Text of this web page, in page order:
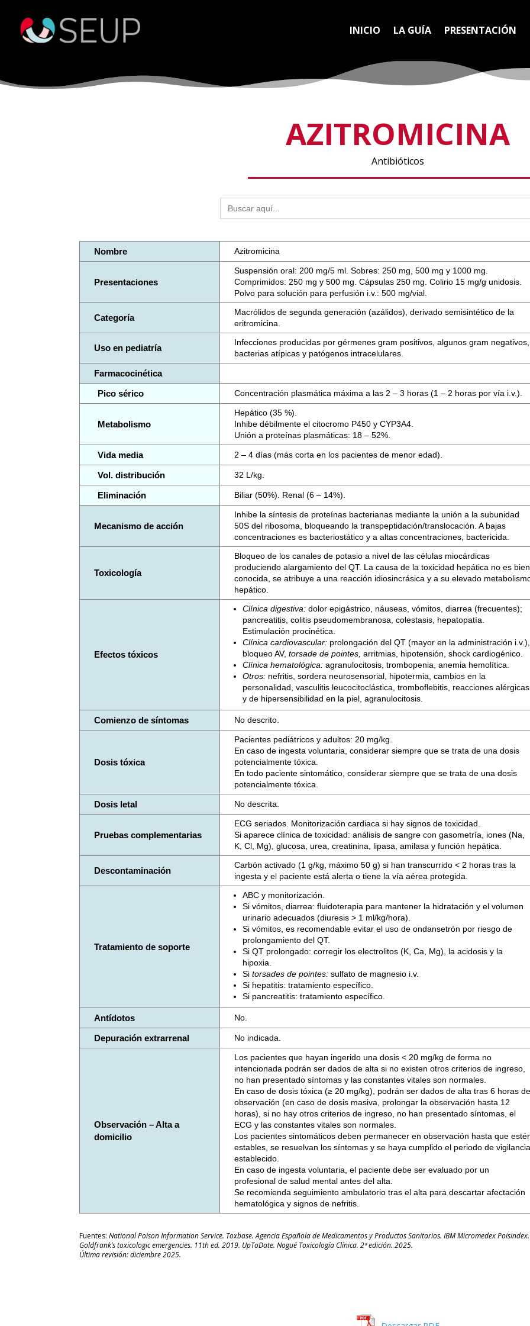
INICIO LA GUÍA PRESENTACIÓN
AZITROMICINA
Antibióticos
Buscar:
Nombre Azitromicina
Presentaciones
Suspensión oral: 200 mg/5 ml. Sobres: 250 mg, 500 mg y 1000 mg.
Comprimidos: 250 mg y 500 mg. Cápsulas 250 mg. Colirio 15 mg/g unidosis.
Polvo para solución para perfusión i.v.: 500 mg/vial.
Categoría
Macrólidos de segunda generación (azálidos), derivado semisintético de la
eritromicina.
Uso en pediatría
Infecciones producidas por gérmenes gram positivos, algunos gram negativos,
bacterias atípicas y patógenos intracelulares.
Farmacocinética
Pico sérico
Concentración plasmática máxima a las 2 – 3 horas (1 – 2 horas por vía i.v.).
Metabolismo
Hepático (35 %).
Inhibe débilmente el citocromo P450 y CYP3A4.
Unión a proteínas plasmáticas: 18 – 52%.
Vida media 2 – 4 días (más corta en los pacientes de menor edad).
Vol. distribución 32 L/kg.
Eliminación Biliar (50%). Renal (6 – 14%).
Mecanismo de acción
Inhibe la síntesis de proteínas bacterianas mediante la unión a la subunidad
50S del ribosoma, bloqueando la transpeptidación/translocación. A bajas
concentraciones es bacteriostático y a altas concentraciones, bactericida.
Toxicología
Bloqueo de los canales de potasio a nivel de las células miocárdicas
produciendo alargamiento del QT. La causa de la toxicidad hepática no es bien
conocida, se atribuye a una reacción idiosincrásica y a su elevado
hepático.
Efectos tóxicos
Clínica digestiva:dolor epigástrico, náuseas, vómitos, diarrea (frecuentes);
pancreatitis, colitis pseudomembranosa, colestasis, hepatopatía.
Estimulación procinética.
Clínica cardiovascular: prolongación del QT (mayor en la administración i.v.),
bloqueo AV, torsade de pointes, arritmias, hipotensión, shock cardiogénico.
Clínica hematológica:agranulocitosis, trombopenia, anemia hemolítica.
Otros: nefritis, sordera neurosensorial, hipotermia, cambios en la
personalidad, vasculitis leucocitoclástica, tromboflebitis, reacciones alérgicas
y de hipersensibilidad en la piel, agranulocitosis.
Comienzo de síntomas No descrito.
Dosis tóxica
Pacientes pediátricos y adultos: 20 mg/kg.
En caso de ingesta voluntaria, considerar siempre que se trata de una dosis
potencialmente tóxica.
En todo paciente sintomático, considerar siempre que se trata de una dosis
potencialmente tóxica.
Dosis letal No descrita.
Pruebas complementarias
ECG seriados. Monitorización cardiaca si hay signos de toxicidad.
Si aparece clínica de toxicidad: análisis de sangre con gasometría, iones (Na,
K, Cl, Mg), glucosa, urea, creatinina, lipasa, amilasa y función hepática.
Descontaminación
Carbón activado (1 g/kg, máximo 50 g) si han transcurrido < 2 horas tras la
ingesta y el paciente está alerta o tiene la vía aérea protegida.
Tratamiento de soporte
ABC y monitorización.
Si vómitos, diarrea: fluidoterapia para mantener la hidratación y el volumen
urinario adecuados (diuresis > 1 ml/kg/hora).
Si vómitos, es recomendable evitar el uso de ondansetrón por riesgo de
prolongamiento del QT.
Si QT prolongado: corregir los electrolitos (K, Ca, Mg), la acidosis y la
hipoxia.
Sitorsades de pointes:sulfato de magnesio i.v.
Si hepatitis: tratamiento específico.
Si pancreatitis: tratamiento específico.
Antídotos No.
Depuración extrarrenal No indicada.
Observación – Alta a
domicilio
Los pacientes que hayan ingerido una dosis < 20 mg/kg de forma no
intencionada podrán ser dados de alta si no existen otros criterios de ingreso,
no han presentado síntomas y las constantes vitales son normales.
En caso de dosis tóxica (≥ 20 mg/kg), podrán ser dados de alta tras 6 horas de
observación (en caso de dosis masiva, prolongar la observación hasta 12
horas), si no hay otros criterios de ingreso, no han presentado síntomas, el
ECG y las constantes vitales son normales.
Los pacientes sintomáticos deben permanecer en observación hasta que
estables, se resuelvan los síntomas y se haya cumplido el periodo de vigilancia
establecido.
En caso de ingesta voluntaria, el paciente debe ser evaluado por un
profesional de salud mental antes del alta.
Se recomienda seguimiento ambulatorio tras el alta para descartar afectación
hematológica y signos de nefritis.
Fuentes:National Poison Information Service. Toxbase. Agencia Española de Medicamentos y Productos Sanitarios. IBM Micromedex Poisindex.
Goldfrank’s toxicologic emergencies. 11th ed. 2019. UpToDate. Nogué Toxicología Clínica. 2ª edición. 2025.
Última revisión: diciembre 2025.